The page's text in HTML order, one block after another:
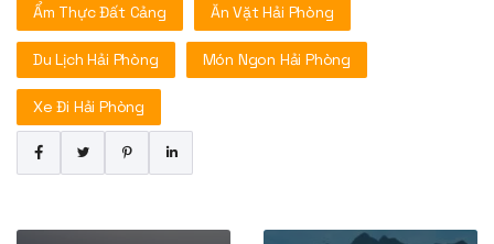
Ẩm Thực Đất Cảng Ăn Vặt Hải Phòng
Du Lịch Hải Phòng Món Ngon Hải Phòng
Xe Đi Hải Phòng